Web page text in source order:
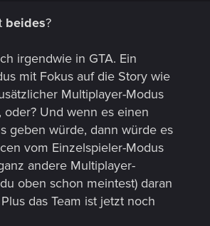
beides?
irgendwie in GTA. Ein
mit Fokus auf die Story wie
Multiplayer-Modus
oder? Und wenn es einen
geben würde, dann würde es
vom Einzelspieler-Modus
andere Multiplayer-
oben schon meintest) daran
das Team ist jetzt noch